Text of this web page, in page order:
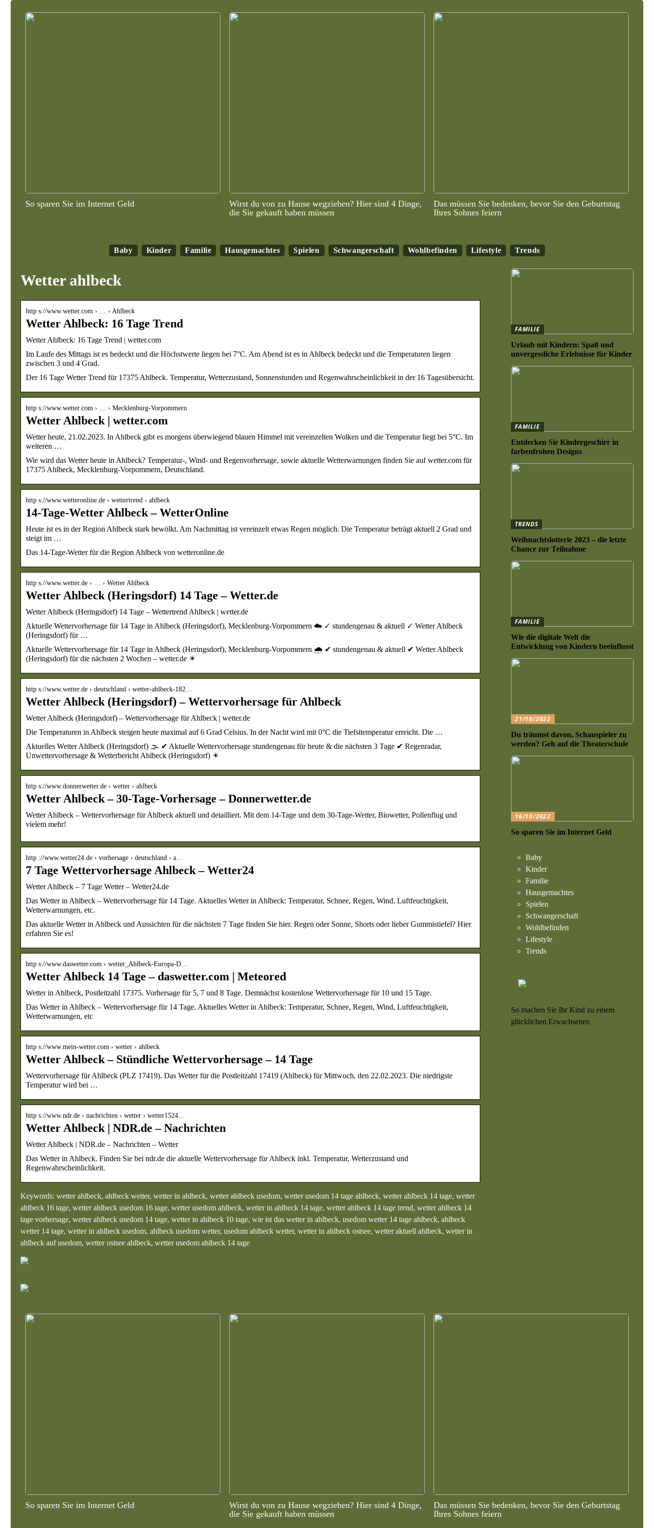
So sparen Sie im Internet Geld
Wirst du von zu Hause wegziehen? Hier sind 4 Dinge,
die Sie gekauft haben müssen
Das müssen Sie bedenken, bevor Sie den Geburtstag
Ihres Sohnes feiern
Baby Kinder Familie Hausgemachtes Spielen Schwangerschaft Wohlbefinden Lifestyle Trends
Wetter ahlbeck
http s://www.wetter.com › … › Ahlbeck
Wetter Ahlbeck: 16 Tage Trend
Wetter Ahlbeck: 16 Tage Trend | wetter.com
Im Laufe des Mittags ist es bedeckt und die Höchstwerte liegen bei 7°C. Am Abend ist es in Ahlbeck bedeckt und die Temperaturen liegen
zwischen 3 und 4 Grad.
Der 16 Tage Wetter Trend für 17375 Ahlbeck. Temperatur, Wetterzustand, Sonnenstunden und Regenwahrscheinlichkeit in der 16 Tagesübersicht.
http s://www.wetter.com › … › Mecklenburg-Vorpommern
Wetter Ahlbeck | wetter.com
Wetter heute, 21.02.2023. In Ahlbeck gibt es morgens überwiegend blauen Himmel mit vereinzelten Wolken und die Temperatur liegt bei 5°C. Im
weiteren …
Wie wird das Wetter heute in Ahlbeck? Temperatur-, Wind- und Regenvorhersage, sowie aktuelle Wetterwarnungen finden Sie auf wetter.com für
17375 Ahlbeck, Mecklenburg-Vorpommern, Deutschland.
http s://www.wetteronline.de › wettertrend › ahlbeck
14-Tage-Wetter Ahlbeck – WetterOnline
Heute ist es in der Region Ahlbeck stark bewölkt. Am Nachmittag ist vereinzelt etwas Regen möglich. Die Temperatur beträgt aktuell 2 Grad und
steigt im …
Das 14-Tage-Wetter für die Region Ahlbeck von wetteronline.de
http s://www.wetter.de › … › Wetter Ahlbeck
Wetter Ahlbeck (Heringsdorf) 14 Tage – Wetter.de
Wetter Ahlbeck (Heringsdorf) 14 Tage – Wettertrend Ahlbeck | wetter.de
Aktuelle Wettervorhersage für 14 Tage in Ahlbeck (Heringsdorf), Mecklenburg-Vorpommern ☁️ ✓ stundengenau & aktuell ✓ Wetter Ahlbeck
(Heringsdorf) für …
Aktuelle Wettervorhersage für 14 Tage in Ahlbeck (Heringsdorf), Mecklenburg-Vorpommern 🌧️ ✔ stundengenau & aktuell ✔ Wetter Ahlbeck
(Heringsdorf) für die nächsten 2 Wochen – wetter.de ☀
http s://www.wetter.de › deutschland › wetter-ahlbeck-182…
Wetter Ahlbeck (Heringsdorf) – Wettervorhersage für Ahlbeck
Wetter Ahlbeck (Heringsdorf) – Wettervorhersage für Ahlbeck | wetter.de
Die Temperaturen in Ahlbeck steigen heute maximal auf 6 Grad Celsius. In der Nacht wird mit 0°C die Tiefsttemperatur erreicht. Die …
Aktuelles Wetter Ahlbeck (Heringsdorf) 🌫️ ✔ Aktuelle Wettervorhersage stundengenau für heute & die nächsten 3 Tage ✔ Regenradar,
Unwettervorhersage & Wetterbericht Ahlbeck (Heringsdorf) ☀
http s://www.donnerwetter.de › wetter › ahlbeck
Wetter Ahlbeck – 30-Tage-Vorhersage – Donnerwetter.de
Wetter Ahlbeck – Wettervorhersage für Ahlbeck aktuell und detailliert. Mit dem 14-Tage und dem 30-Tage-Wetter, Biowetter, Pollenflug und
vielem mehr!
http ://www.wetter24.de › vorhersage › deutschland › a…
7 Tage Wettervorhersage Ahlbeck – Wetter24
Wetter Ahlbeck – 7 Tage Wetter – Wetter24.de
Das Wetter in Ahlbeck – Wettervorhersage für 14 Tage. Aktuelles Wetter in Ahlbeck: Temperatur, Schnee, Regen, Wind, Luftfeuchtigkeit,
Wetterwarnungen, etc.
Das aktuelle Wetter in Ahlbeck und Aussichten für die nächsten 7 Tage finden Sie hier. Regen oder Sonne, Shorts oder lieber Gummistiefel? Hier
erfahren Sie es!
http s://www.daswetter.com › wetter_Ahlbeck-Europa-D…
Wetter Ahlbeck 14 Tage – daswetter.com | Meteored
Wetter in Ahlbeck, Postleitzahl 17375. Vorhersage für 5, 7 und 8 Tage. Demnächst kostenlose Wettervorhersage für 10 und 15 Tage.
Das Wetter in Ahlbeck – Wettervorhersage für 14 Tage. Aktuelles Wetter in Ahlbeck: Temperatur, Schnee, Regen, Wind, Luftfeuchtigkeit,
Wetterwarnungen, etc
http s://www.mein-wetter.com › wetter › ahlbeck
Wetter Ahlbeck – Stündliche Wettervorhersage – 14 Tage
Wettervorhersage für Ahlbeck (PLZ 17419). Das Wetter für die Postleitzahl 17419 (Ahlbeck) für Mittwoch, den 22.02.2023. Die niedrigste
Temperatur wird bei …
http s://www.ndr.de › nachrichten › wetter › wetter1524…
Wetter Ahlbeck | NDR.de – Nachrichten
Wetter Ahlbeck | NDR.de – Nachrichten – Wetter
Das Wetter in Ahlbeck. Finden Sie bei ndr.de die aktuelle Wettervorhersage für Ahlbeck inkl. Temperatur, Wetterzustand und
Regenwahrscheinlichkeit.
Keywords: wetter ahlbeck, ahlbeck wetter, wetter in ahlbeck, wetter ahlbeck usedom, wetter usedom 14 tage ahlbeck, wetter ahlbeck 14 tage, wetter
ahlbeck 16 tage, wetter ahlbeck usedom 16 tage, wetter usedom ahlbeck, wetter in ahlbeck 14 tage, wetter ahlbeck 14 tage trend, wetter ahlbeck 14
tage vorhersage, wetter ahlbeck usedom 14 tage, wetter in ahlbeck 10 tage, wie ist das wetter in ahlbeck, usedom wetter 14 tage ahlbeck, ahlbeck
wetter 14 tage, wetter in ahlbeck usedom, ahlbeck usedom wetter, usedom ahlbeck wetter, wetter in ahlbeck ostsee, wetter aktuell ahlbeck, wetter in
ahlbeck auf usedom, wetter ostsee ahlbeck, wetter usedom ahlbeck 14 tage
FAMILIE
Urlaub mit Kindern: Spaß und
unvergessliche Erlebnisse für Kinder
FAMILIE
Entdecken Sie Kindergeschirr in
farbenfrohen Designs
TRENDS
Weihnachtslotterie 2023 – die letzte
Chance zur Teilnahme
FAMILIE
Wie die digitale Welt die
Entwicklung von Kindern beeinflusst
21/10/2022
Du träumst davon, Schauspieler zu
werden? Geh auf die Theaterschule
16/10/2022
So sparen Sie im Internet Geld
Baby
Kinder
Familie
Hausgemachtes
Spielen
Schwangerschaft
Wohlbefinden
Lifestyle
Trends
So machen Sie Ihr Kind zu einem
glücklichen Erwachsenen
So sparen Sie im Internet Geld
Wirst du von zu Hause wegziehen? Hier sind 4 Dinge,
die Sie gekauft haben müssen
Das müssen Sie bedenken, bevor Sie den Geburtstag
Ihres Sohnes feiern